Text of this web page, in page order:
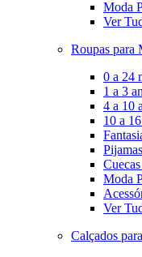
Moda
Ver
Roupas para
0 a 24
1 a 3
4 a 10
10 a
Pijamas
Moda
Ver
Calçados